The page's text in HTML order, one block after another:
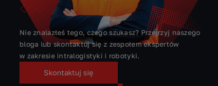
SZYBKI KONTAKT
Zapytaj naszych ekspertów
Nie znalazłeś tego, czego szukasz? Przejrzyj naszego
bloga lub skontaktuj się z zespołem ekspertów
w zakresie intralogistyki i robotyki.
Skontaktuj się